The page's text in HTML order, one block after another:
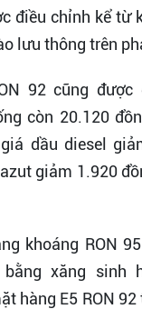
điều chỉnh kể từ
lưu thông trên
92 cũng
còn 20.120
dầu diesel
giảm 1.920
khoáng RON
xăng sinh
hàng E5 RON